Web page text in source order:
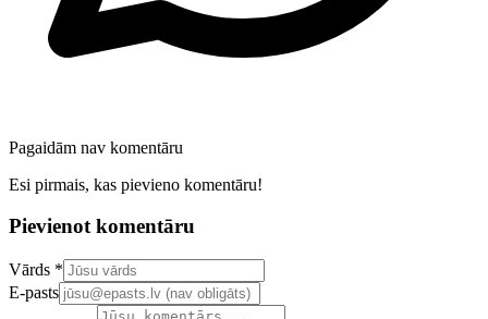
Pagaidām nav komentāru
Esi pirmais, kas pievieno komentāru!
Pievienot komentāru
Confirm your email address
Vārds *
E-pasts